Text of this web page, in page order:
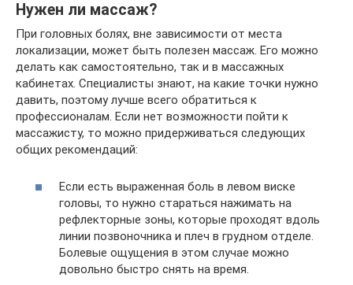
Нужен ли массаж?
При головных болях, вне зависимости от места
локализации, может быть полезен массаж. Его можно
делать как самостоятельно, так и в массажных
кабинетах. Специалисты знают, на какие точки нужно
давить, поэтому лучше всего обратиться к
профессионалам. Если нет возможности пойти к
массажисту, то можно придерживаться следующих
общих рекомендаций:
Если есть выраженная боль в левом виске
головы, то нужно стараться нажимать на
рефлекторные зоны, которые проходят вдоль
линии позвоночника и плеч в грудном отделе.
Болевые ощущения в этом случае можно
довольно быстро снять на время.